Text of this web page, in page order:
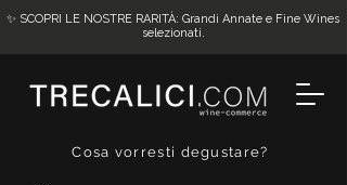
Cosa vorresti degustare?
✨ SCOPRI LE NOSTRE RARITÀ: Grandi Annate e Fine Wines
selezionati.